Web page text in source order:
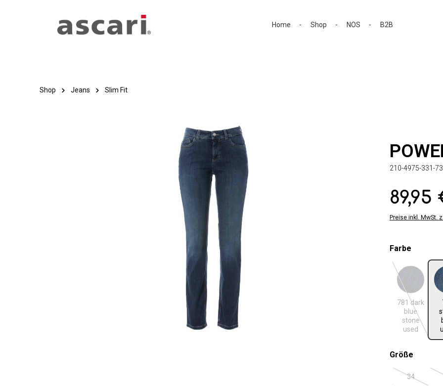
Home
Shop NOS B2B
Shop Jeans Slim Fit
210-4975-331-
Regulärer Preis:
89,95
Preise inkl. MwSt.
Farbe
781 dark
blue
stone
used
781 dark blue stone
(Diese
731
Größe
34(Diese